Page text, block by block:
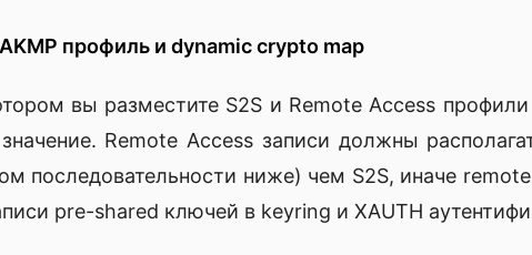
профиль и dynamic crypto map
вы разместите S2S и Remote Access
Remote Access записи должны
последовательности ниже) чем S2S, иначе
pre-shared ключей в keyring и XAUTH